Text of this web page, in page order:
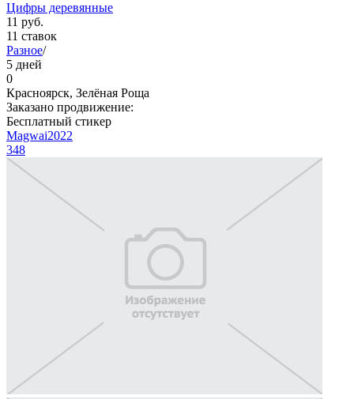
Цифры деревянные
11 руб.
11 ставок
Разное/
5 дней
0
Красноярск, Зелёная Роща
Заказано продвижение:
Бесплатный стикер
Magwai2022
348